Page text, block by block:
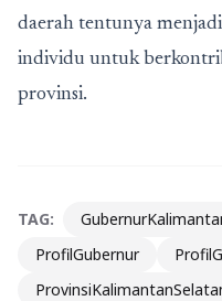
daerah tentunya
individu untuk
provinsi.
TAG:
ProfilGubernur